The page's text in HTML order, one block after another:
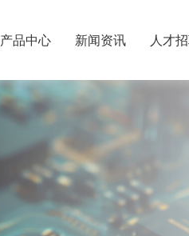
产品中心 新闻资讯 人才